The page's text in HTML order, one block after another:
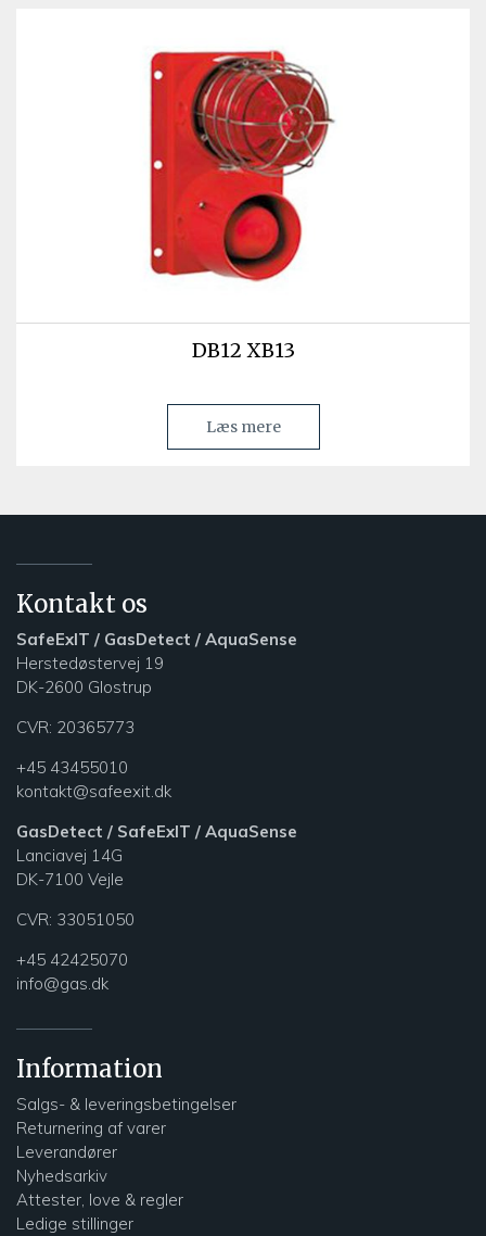
DB12 XB13
Læs mere
Kontakt os
SafeExIT / GasDetect / AquaSense
Herstedøstervej 19
DK-2600 Glostrup
CVR: 20365773
+45 43455010
kontakt@safeexit.dk
GasDetect / SafeExIT / AquaSense
Lanciavej 14G
DK-7100 Vejle
CVR: 33051050
+45 42425070
info@gas.dk
Information
Salgs- & leveringsbetingelser
Returnering af varer
Leverandører
Nyhedsarkiv
Attester, love & regler
Ledige stillinger